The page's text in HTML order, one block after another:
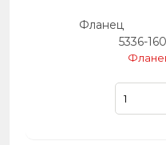
Фланец
5336-